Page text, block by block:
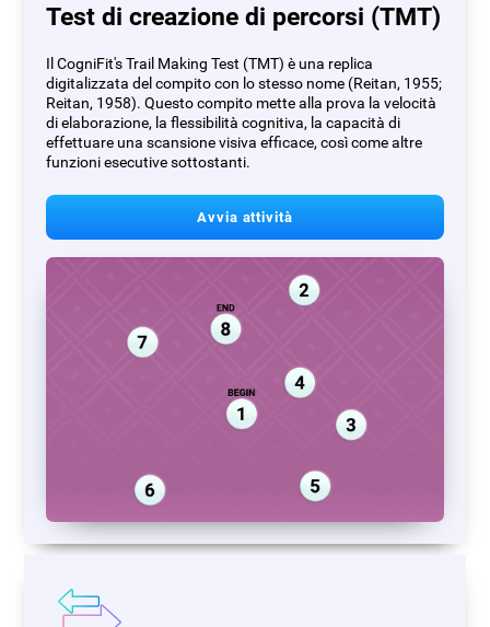
Test di creazione di percorsi (TMT)
Il CogniFit's Trail Making Test (TMT) è una replica
digitalizzata del compito con lo stesso nome (Reitan, 1955;
Reitan, 1958). Questo compito mette alla prova la velocità
di elaborazione, la flessibilità cognitiva, la capacità di
effettuare una scansione visiva efficace, così come altre
funzioni esecutive sottostanti.
Avvia attività